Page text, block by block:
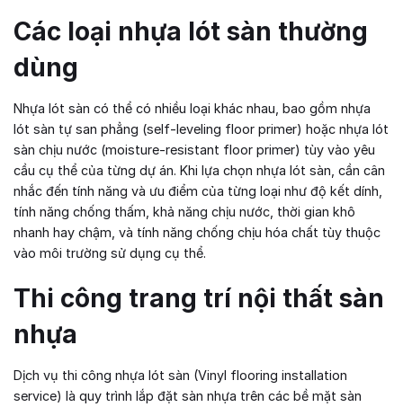
Các loại nhựa lót sàn thường
dùng
Nhựa lót sàn có thể có nhiều loại khác nhau, bao gồm nhựa
lót sàn tự san phẳng (self-leveling floor primer) hoặc nhựa lót
sàn chịu nước (moisture-resistant floor primer) tùy vào yêu
cầu cụ thể của từng dự án. Khi lựa chọn nhựa lót sàn, cần cân
nhắc đến tính năng và ưu điểm của từng loại như độ kết dính,
tính năng chống thấm, khả năng chịu nước, thời gian khô
nhanh hay chậm, và tính năng chống chịu hóa chất tùy thuộc
vào môi trường sử dụng cụ thể.
Thi công trang trí nội thất sàn
nhựa
Dịch vụ thi công nhựa lót sàn (Vinyl flooring installation
service) là quy trình lắp đặt sàn nhựa trên các bề mặt sàn